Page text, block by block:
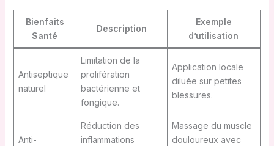
Bienfaits
Santé
Description
Exemple
d’utilisation
Antiseptique
naturel
Limitation de la
prolifération
bactérienne et
fongique.
Application locale
diluée sur petites
blessures.
Anti-
Réduction des
inflammations
Massage du muscle
douloureux avec